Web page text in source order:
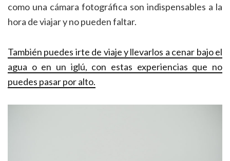
como una cámara fotográfica son indispensables a la
hora de viajar y no pueden faltar.
También puedes irte de viaje y llevarlos a cenar bajo el
agua o en un iglú, con estas experiencias que no
puedes pasar por alto.